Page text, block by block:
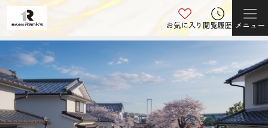
お気に入り閲覧履歴 メニュー